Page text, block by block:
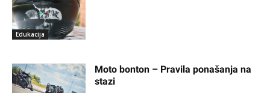
Edukacija
Moto bonton – Pravila ponašanja na
stazi